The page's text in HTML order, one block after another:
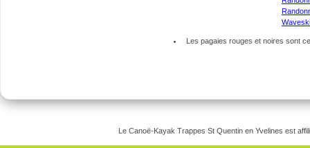
Waveski
Les pagaies rouges et noires sont
Le Canoë-Kayak Trappes St Quentin en Yvelines est